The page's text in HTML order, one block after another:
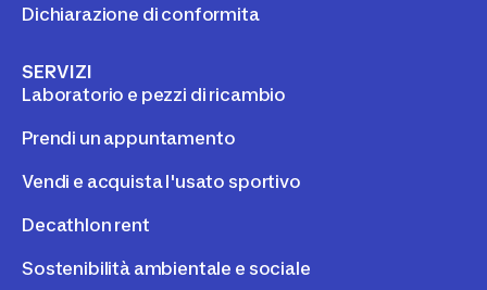
Dichiarazione di conformita
SERVIZI
Laboratorio e pezzi di ricambio
Prendi un appuntamento
Vendi e acquista l'usato sportivo
Decathlon rent
Sostenibilità ambientale e sociale